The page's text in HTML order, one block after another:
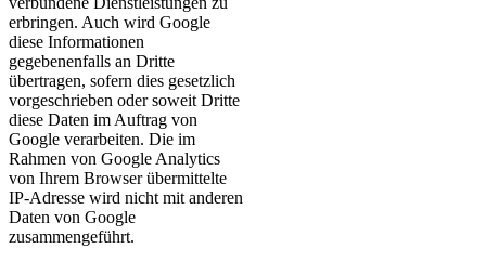
erbringen. Auch wird Google
diese Informationen
gegebenenfalls an Dritte
übertragen, sofern dies gesetzlich
vorgeschrieben oder soweit Dritte
diese Daten im Auftrag von
Google verarbeiten. Die im
Rahmen von Google Analytics
von Ihrem Browser übermittelte
IP-Adresse wird nicht mit anderen
Daten von Google
zusammengeführt.